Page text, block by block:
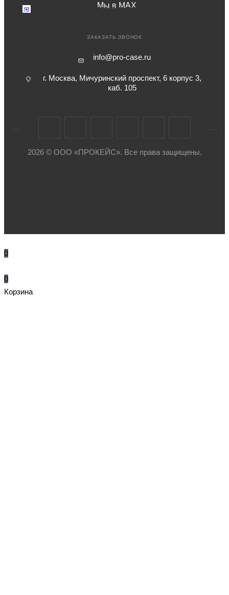
Мы в MAX
Мы в MAX
Перейдите в мессенджер MAX
ЗАКАЗАТЬ ЗВОНОК
info@pro-case.ru
г. Москва, Мичуринский проспект, 6 корпус 3,
каб. 105
2026 © ООО «ПРОКЕЙС». Все права защищены.
0
0
Корзина